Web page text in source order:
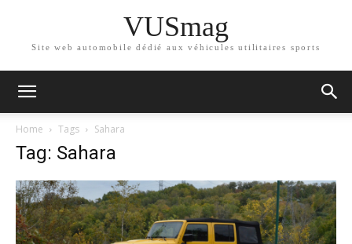
VUSmag
Site web automobile dédié aux véhicules utilitaires sports
Home Tags Sahara
Tag: Sahara